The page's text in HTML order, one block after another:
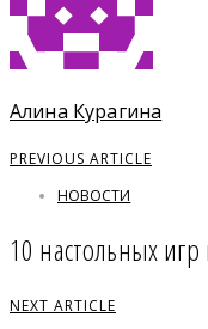
Алина Курагина
PREVIOUS ARTICLE
НОВОСТИ
10 настольных игр
NEXT ARTICLE